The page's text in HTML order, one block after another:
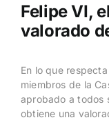
Felipe VI,
valorado
En lo que
miembros de la
aprobado a todos
obtiene una